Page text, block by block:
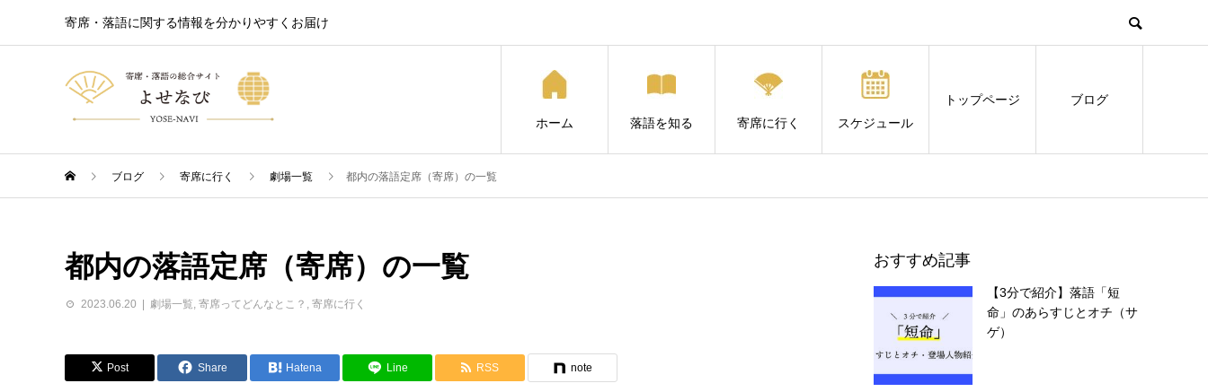
寄席・落語に関する情報を分かりやすくお届け
ホーム 落語を知る 寄席に行く スケジュール
トップページ ブログ
ブログ 寄席に行く 劇場一覧 都内の落語定席（寄席）の一覧
都内の落語定席（寄席）の一覧
2023.06.20 劇場一覧, 寄席ってどんなとこ？ , 寄席に行く
Post Share Hatena Line RSS note
おすすめ記事
【3分で紹介】落語「短
命」のあらすじとオチ（サ
ゲ）